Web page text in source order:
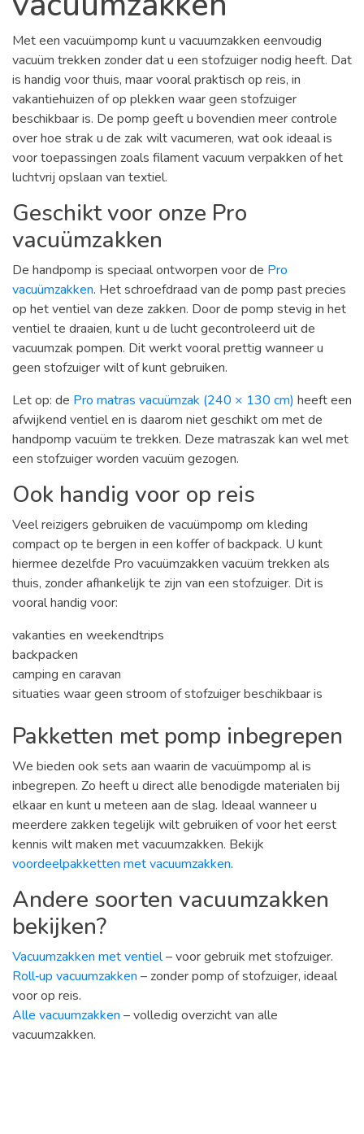
Met een vacuümpomp kunt u vacuumzakken eenvoudig
vacuüm trekken zonder dat u een stofzuiger nodig heeft. Dat
is handig voor thuis, maar vooral praktisch op reis, in
vakantiehuizen of op plekken waar geen stofzuiger
beschikbaar is. De pomp geeft u bovendien meer controle
over hoe strak u de zak wilt vacumeren, wat ook ideaal is
voor toepassingen zoals filament vacuum verpakken of het
luchtvrij opslaan van textiel.
Geschikt voor onze Pro
vacuümzakken
De handpomp is speciaal ontworpen voor de Pro
vacuümzakken. Het schroefdraad van de pomp past precies
op het ventiel van deze zakken. Door de pomp stevig in het
ventiel te draaien, kunt u de lucht gecontroleerd uit de
vacuumzak pompen. Dit werkt vooral prettig wanneer u
geen stofzuiger wilt of kunt gebruiken.
Let op: de Pro matras vacuümzak (240 × 130 cm) heeft een
afwijkend ventiel en is daarom niet geschikt om met de
handpomp vacuüm te trekken. Deze matraszak kan wel met
een stofzuiger worden vacuüm gezogen.
Ook handig voor op reis
Veel reizigers gebruiken de vacuümpomp om kleding
compact op te bergen in een koffer of backpack. U kunt
hiermee dezelfde Pro vacuümzakken vacuüm trekken als
thuis, zonder afhankelijk te zijn van een stofzuiger. Dit is
vooral handig voor:
vakanties en weekendtrips
backpacken
camping en caravan
situaties waar geen stroom of stofzuiger beschikbaar is
Pakketten met pomp inbegrepen
We bieden ook sets aan waarin de vacuümpomp al is
inbegrepen. Zo heeft u direct alle benodigde materialen bij
elkaar en kunt u meteen aan de slag. Ideaal wanneer u
meerdere zakken tegelijk wilt gebruiken of voor het eerst
kennis wilt maken met vacuumzakken. Bekijk
voordeelpakketten met vacuumzakken.
Andere soorten vacuumzakken
bekijken?
Vacuumzakken met ventiel– voor gebruik met stofzuiger.
Roll‑up vacuumzakken – zonder pomp of stofzuiger, ideaal
voor op reis.
Alle vacuumzakken – volledig overzicht van alle
vacuumzakken.